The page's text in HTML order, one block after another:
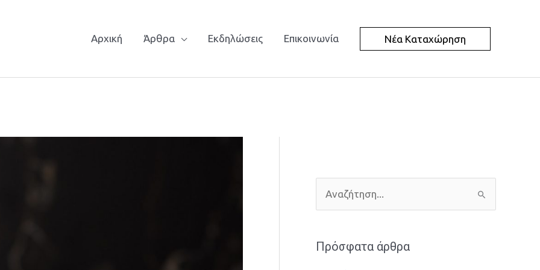
Αρχική Άρθρα Εκδηλώσεις Επικοινωνία Νέα Καταχώρηση
Πρόσφατα άρθρα